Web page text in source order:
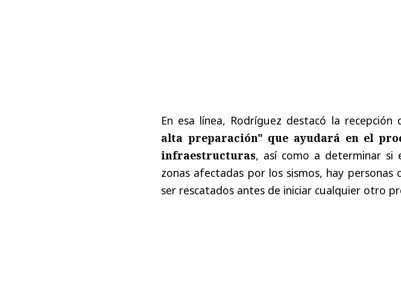
En esa línea, Rodríguez destacó la recepción
alta preparación" que ayudará en el
infraestructuras, así como a determinar si
zonas afectadas por los sismos, hay personas
ser rescatados antes de iniciar cualquier otro